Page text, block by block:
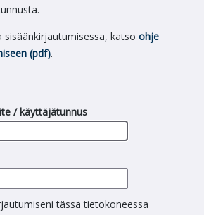
sisäänkirjautumisessa, katso ohje
(pdf).
/ käyttäjätunnus
tässä tietokoneessa